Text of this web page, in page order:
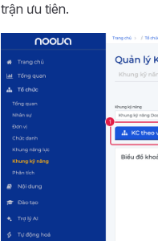
trận ưu tiên.